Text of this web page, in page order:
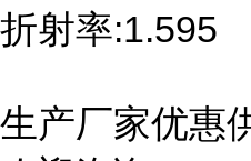
折射率:1.595
生产厂家优惠